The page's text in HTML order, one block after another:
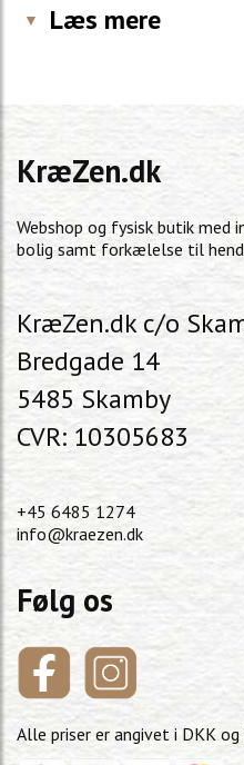
Læs mere
KræZen.dk
Webshop og fysisk butik med
bolig samt forkælelse til
KræZen.dk c/o
Bredgade 14
5485 Skamby
CVR: 10305683
+45 6485 1274
info@kraezen.dk
Følg os
Alle priser er angivet i DKK og